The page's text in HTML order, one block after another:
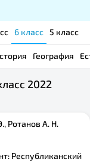
6 класс 5 класс
География
2022
Ротанов А. Н.
Республиканский